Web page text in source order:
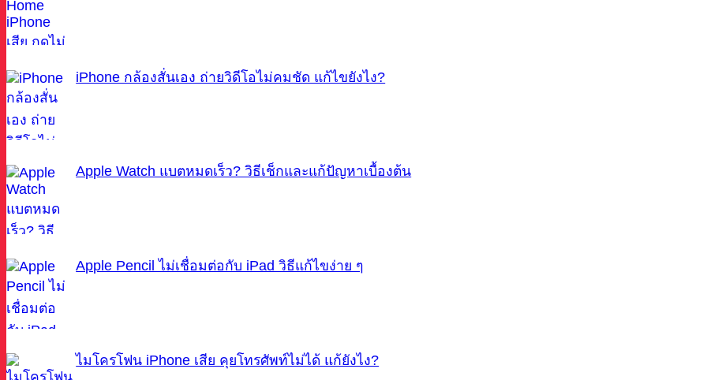
iPhone กล้องสั่นเอง ถ่ายวิดีโอไม่คมชัด แก้ไขยังไง?
Apple Watch แบตหมดเร็ว? วิธีเช็กและแก้ปัญหาเบื้องต้น
Apple Pencil ไม่เชื่อมต่อกับ iPad วิธีแก้ไขง่าย ๆ
ไมโครโฟน iPhone เสีย คุยโทรศัพท์ไม่ได้ แก้ยังไง?